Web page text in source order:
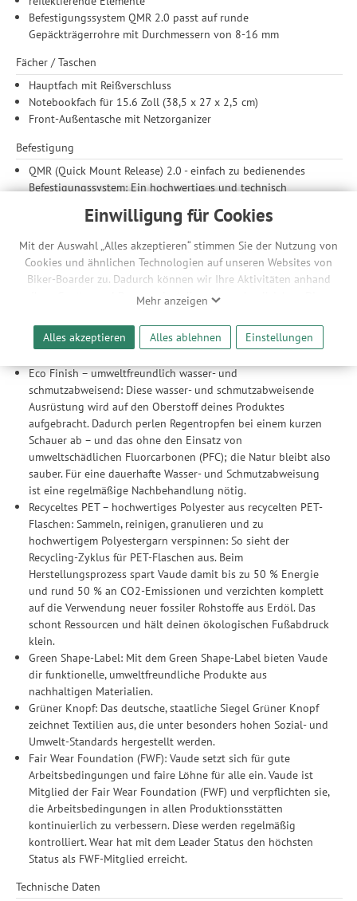
Einwilligung für Cookies
Mit der Auswahl „Alles akzeptieren“ stimmen Sie der Nutzung von
Cookies und ähnlichen Technologien auf unseren Websites von
Biker-Boarder zu. Dadurch können wir Ihre Aktivitäten anhand
Ihrer Geräte- und Browsereinstellungen nachvollziehen. Dies
ermöglicht es uns, anhand ihrer Interessen nutzungsbasierte
Werbeanzeigen für Sie bereitzustellen sowie Funktionalitäten
unserer Website sicherzustellen und stetig zu verbessern. Dabei
werden Ihre Daten auch an Drittanbieter und Werbepartner
weitergegeben. Die Verarbeitung erfolgt ausschließlich zum
Zwecke der Einbindung von Streaming-Inhalten und der
Durchführung von statistischer Analyse, Reichweitenmessungen,
Produktempfehlungen und nutzungsbasierter Werbung.
Informationen zu den einzelnen Funktionen, den Drittanbietern
und der Speicherdauer finden Sie unter Einstellungen. Diese
Einwilligung ist freiwillig, für die Nutzung unserer Website nicht
erforderlich und gilt, bis sie widerrufen wird. Sie können Ihre
Einwilligung unter Einstellungen lediglich für bestimmte
Drittanbieter erteilen und jederzeit für die Zukunft widerrufen.
Mehr anzeigen
Alles akzeptieren Alles ablehnen Einstellungen
Befestigungssystem QMR 2.0 passt auf runde
Gepäckträgerrohre mit Durchmessern von 8-16 mm
Fächer / Taschen
Hauptfach mit Reißverschluss
Notebookfach für 15.6 Zoll (38,5 x 27 x 2,5 cm)
Front-Außentasche mit Netzorganizer
Befestigung
QMR (Quick Mount Release) 2.0 - einfach zu bedienendes
Befestigungssystem: Ein hochwertiges und technisch
Gepäcktasche. Die zweite Generation kannst du noch
einfacher bedienen und mit einem Vorhängeschloss (z.B. Abus
145/20) direkt am Haken absperren. Das QMR-System ist für
Gepäckträgerstangen mit einem Rohrdurchmesser von 8 bis
16 Millimeter geeignet. Im Umfang enthalten sind drei
Reduzierstücke (8/10/13 mm). Die maximale Beladung pro
Umwelt & Fairness
Eco Finish – umweltfreundlich wasser- und
schmutzabweisend: Diese wasser- und schmutzabweisende
Ausrüstung wird auf den Oberstoff deines Produktes
aufgebracht. Dadurch perlen Regentropfen bei einem kurzen
Schauer ab – und das ohne den Einsatz von
umweltschädlichen Fluorcarbonen (PFC); die Natur bleibt also
sauber. Für eine dauerhafte Wasser- und Schmutzabweisung
ist eine regelmäßige Nachbehandlung nötig.
Recyceltes PET – hochwertiges Polyester aus recycelten PET-
Flaschen: Sammeln, reinigen, granulieren und zu
hochwertigem Polyestergarn verspinnen: So sieht der
Recycling-Zyklus für PET-Flaschen aus. Beim
Herstellungsprozess spart Vaude damit bis zu 50 % Energie
und rund 50 % an CO2-Emissionen und verzichten komplett
auf die Verwendung neuer fossiler Rohstoffe aus Erdöl. Das
schont Ressourcen und hält deinen ökologischen Fußabdruck
klein.
Green Shape-Label: Mit dem Green Shape-Label bieten Vaude
dir funktionelle, umweltfreundliche Produkte aus
nachhaltigen Materialien.
Grüner Knopf: Das deutsche, staatliche Siegel Grüner Knopf
zeichnet Textilien aus, die unter besonders hohen Sozial- und
Umwelt-Standards hergestellt werden.
Fair Wear Foundation (FWF): Vaude setzt sich für gute
Arbeitsbedingungen und faire Löhne für alle ein. Vaude ist
Mitglied der Fair Wear Foundation (FWF) und verpflichten sie,
die Arbeitsbedingungen in allen Produktionsstätten
kontinuierlich zu verbessern. Diese werden regelmäßig
kontrolliert. Wear hat mit dem Leader Status den höchsten
Status als FWF-Mitglied erreicht.
Technische Daten